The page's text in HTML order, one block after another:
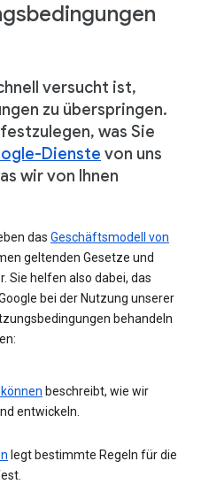
versucht ist,
zu überspringen.
was Sie
Dienste von uns
wir von Ihnen
das Geschäftsmodell von
geltenden Gesetze und
Sie helfen also dabei, das
bei der Nutzung unserer
behandeln
beschreibt, wie wir
entwickeln.
legt bestimmte Regeln für die